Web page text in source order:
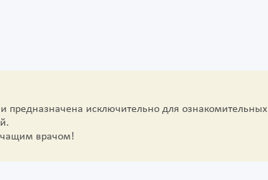
предназначена исключительно для ознакомительных
врачом!